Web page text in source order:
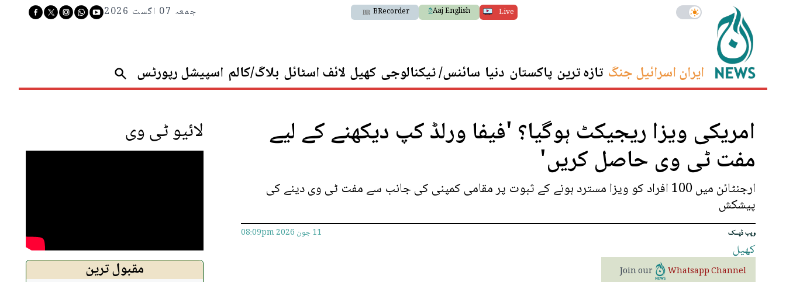
Live
Aaj English
BRecorder جمعہ 07 اگست 2026
ایران اسرائیل جنگ تازہ ترین پاکستان دنیا سائنس/ ٹیکنالوجی کھیل لائف اسٹائل بلاگ/کالم اسپیشل رپورٹس
امریکی ویزا ریجیکٹ ہوگیا؟ 'فیفا ورلڈ کپ دیکھنے کے لیے
مفت ٹی وی حاصل کریں'
ارجنٹائن میں 100 افراد کو ویزا مسترد ہونے کے ثبوت پر مقامی کمپنی کی جانب سے مفت ٹی وی دینے کی
پیشکش
ویب ڈیسک 11 جون 2026 08:09pm
کھیل
Join our Whatsapp Channel
لائیو ٹی وی
مقبول ترین